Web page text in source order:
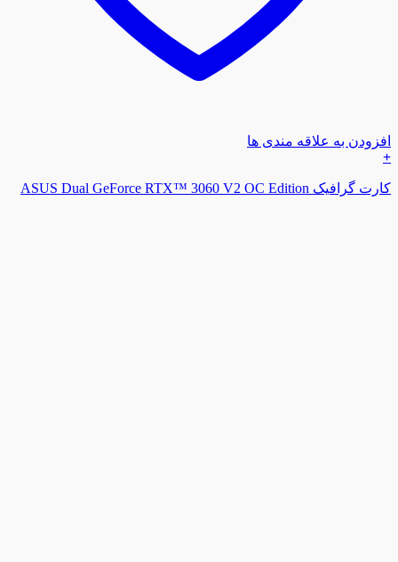
افزودن به علاقه مندی ها
+
کارت گرافیک ASUS Dual GeForce RTX™ 3060 V2 OC Edition